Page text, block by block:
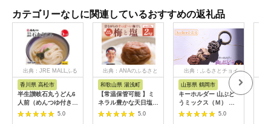
カテゴリーなしに関連しているおすすめの返礼品
出典：JRE MALLふる
さと納税
香川県 高松市
半生讃岐石丸うどん6
人前（めんつゆ付き）
麺300g×2袋
5.0
出典：ANAのふるさと
和歌山県 湯浅町
【常温保管可能 】ミ
ネラル豊かな天日塩だ
けで漬けた無添加梅干
し2kg 梅ボーイズ｜
5.0
出典：ふるさとチョイ
山形県 鶴岡市
キーホルダー 山ぶど
うミックス（Ｍ） 山
形県鶴岡市 アトリエ
かおる | 山葡萄 雑貨
5.0